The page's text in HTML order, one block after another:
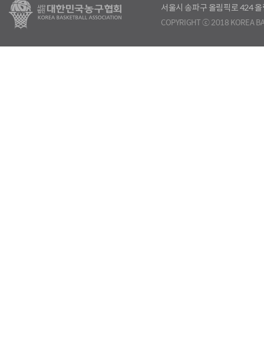
서울시 송파구 올림픽로 424
COPYRIGHT ⓒ 2018 KOREA